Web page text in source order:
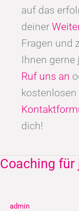
auf das
deiner
Fragen und
Ihnen gerne
Ruf uns an
dich!
Coaching für
admin
Coaching
Leute